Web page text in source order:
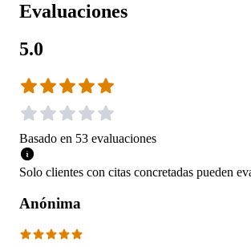
Evaluaciones
5.0
Basado en 53 evaluaciones
Solo clientes con citas concretadas pueden
Anónima